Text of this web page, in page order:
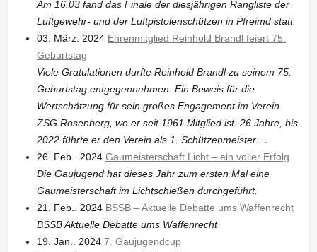
Am 16.03 fand das Finale der diesjährigen Rangliste der
Luftgewehr- und der Luftpistolenschützen in Pfreimd statt.
03. März. 2024 Ehrenmitglied Reinhold Brandl feiert 75.
Geburtstag
Viele Gratulationen durfte Reinhold Brandl zu seinem 75.
Geburtstag entgegennehmen. Ein Beweis für die
Wertschätzung für sein großes Engagement im Verein
ZSG Rosenberg, wo er seit 1961 Mitglied ist. 26 Jahre, bis
2022 führte er den Verein als 1. Schützenmeister.…
26. Feb.. 2024 Gaumeisterschaft Licht – ein voller Erfolg
Die Gaujugend hat dieses Jahr zum ersten Mal eine
Gaumeisterschaft im Lichtschießen durchgeführt.
21. Feb.. 2024 BSSB – Aktuelle Debatte ums Waffenrecht
BSSB Aktuelle Debatte ums Waffenrecht
19. Jan.. 2024 7. Gaujugendcup